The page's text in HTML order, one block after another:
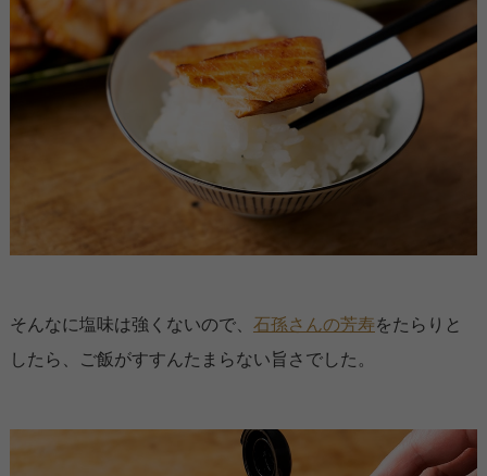
そんなに塩味は強くないので、 石孫さんの芳寿をたらりと
したら、ご飯がすすんたまらない旨さでした。